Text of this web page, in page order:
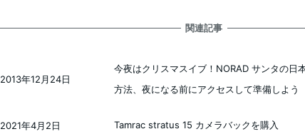
関連記事
今夜はクリスマスイブ！NORAD サンタの日
方法、夜になる前にアクセスして準備しよう
2013年12月24日
Tamrac stratus 15 カメラバックを購入
2021年4月2日